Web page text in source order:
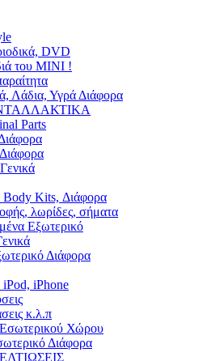
DVD
του MINI !
Λάδια, Υγρά Διάφορα
Parts
Body Kits, Διάφορα
λωρίδες, σήματα
Εξωτερικό
Διάφορα
iPhone
κ.λ.π
Χώρου
Διάφορα